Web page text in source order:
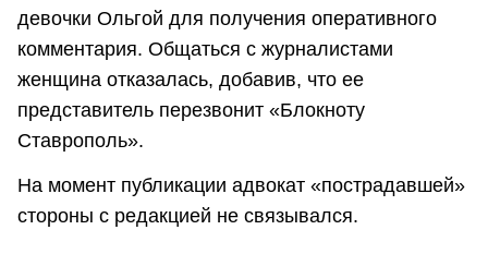
девочки Ольгой для получения оперативного
комментария. Общаться с журналистами
женщина отказалась, добавив, что ее
представитель перезвонит «Блокноту
Ставрополь».
На момент публикации адвокат «пострадавшей»
стороны с редакцией не связывался.